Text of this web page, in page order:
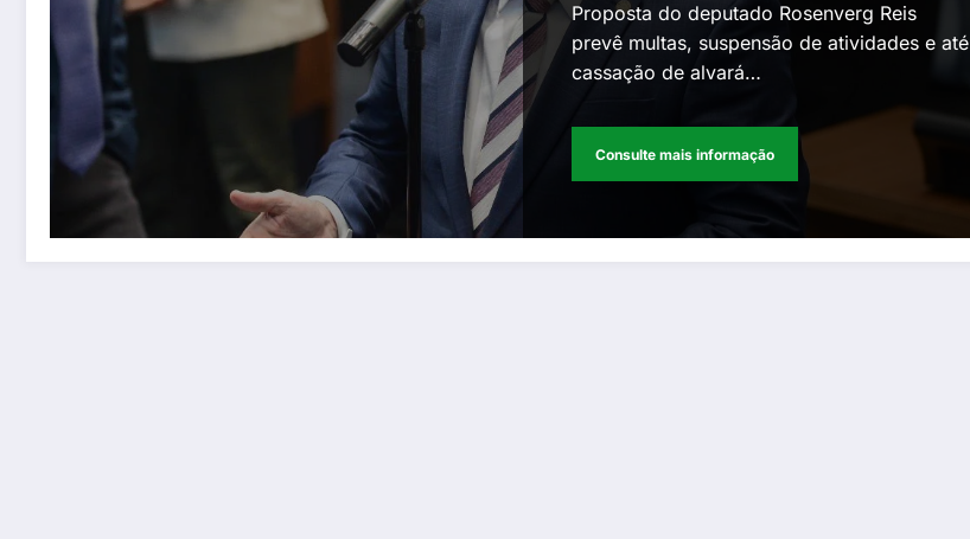
Proposta do deputado Rosenverg Reis
prevê multas, suspensão de atividades e até
cassação de alvará…
Consulte mais informação